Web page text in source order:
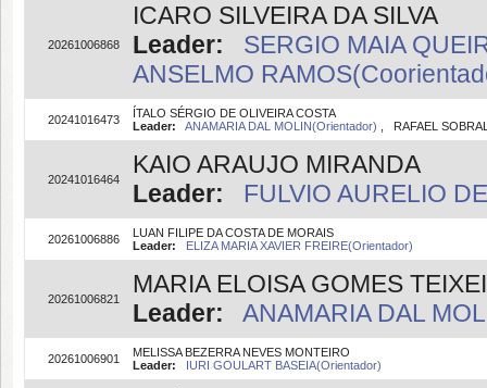
20261006868
ICARO SILVEIRA DA SILVA
Leader:
SERGIO MAIA
ANSELMO
20241016473
ÍTALO SÉRGIO DE OLIVEIRA COSTA
Leader:
ANAMARIA DAL MOLIN(Orientador) , RAFAEL
20241016464
KAIO ARAUJO MIRANDA
Leader:
FULVIO AURELIO
20261006886
LUAN FILIPE DA COSTA DE MORAIS
Leader:
ELIZA MARIA XAVIER FREIRE(Orientador)
20261006821
MARIA ELOISA GOMES
Leader:
ANAMARIA DAL
20261006901
MELISSA BEZERRA NEVES MONTEIRO
Leader:
IURI GOULART BASEIA(Orientador)